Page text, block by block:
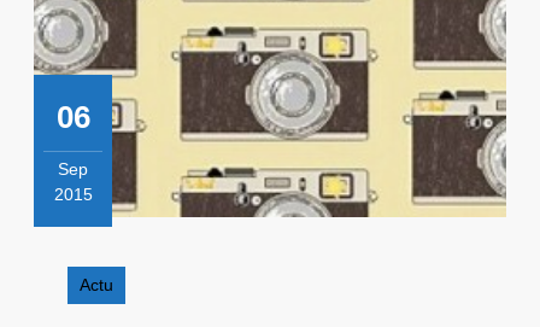
06
Sep
2015
2015
Actu